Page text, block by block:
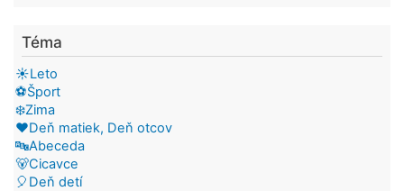
Téma
☀️Leto
⚽Šport
❄️Zima
❤️Deň matiek, Deň otcov
🔤Abeceda
🐻Cicavce
🎈Deň detí